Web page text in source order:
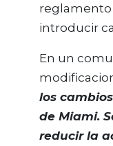
reglamento
introducir
En un
los
de Miami.
reducir la